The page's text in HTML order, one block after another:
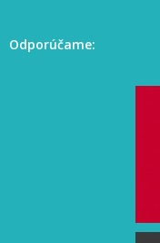
Odporúčame: